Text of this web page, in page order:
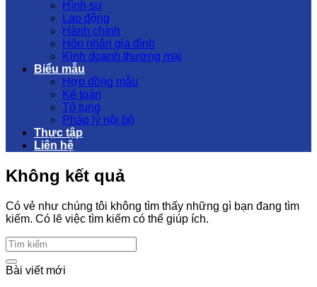
Hình sự
Lao động
Hành chính
Hôn nhân gia đình
Kinh doanh thương mại
Biểu mẫu
Hợp đồng mẫu
Kế toán
Tố tụng
Pháp lý nội bộ
Thực tập
Liên hệ
Không kết quả
Có vẻ như chúng tôi không tìm thấy những gì bạn đang tìm
kiếm. Có lẽ việc tìm kiếm có thể giúp ích.
Bài viết mới